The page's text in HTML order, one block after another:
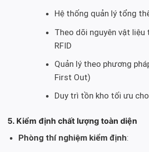
Hệ thống quản lý tổng
Theo dõi nguyên vật liệu
RFID
Quản lý theo phương
First Out)
Duy trì tồn kho tối ưu
5. Kiểm định chất lượng toàn diện
Phòng thí nghiệm kiểm định: